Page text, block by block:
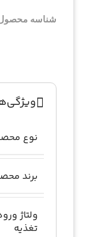
شناسه
نوع
برند
ولتاژ
تغذیه